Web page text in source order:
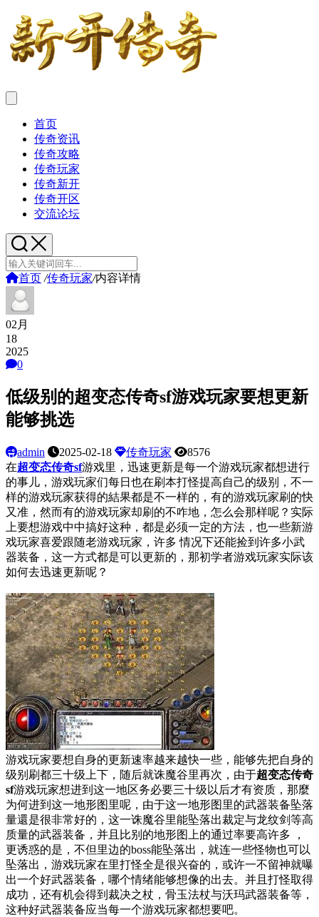
首页
传奇资讯
传奇攻略
传奇玩家
传奇新开
传奇开区
交流论坛
首页 /传奇玩家/内容详情
02月
18
2025
0
低级别的超变态传奇sf游戏玩家要想更新
能够挑选
admin 2025-02-18 传奇玩家
8576
在超变态传奇sf游戏里，迅速更新是每一个游戏玩家都想进行
的事儿，游戏玩家们每日也在刷本打怪提高自己的级别，不一
样的游戏玩家获得的結果都是不一样的，有的游戏玩家刷的快
又准，然而有的游戏玩家却刷的不咋地，怎么会那样呢？实际
上要想游戏中中搞好这种，都是必须一定的方法，也一些新游
戏玩家喜爱跟随老游戏玩家，许多 情况下还能捡到许多小武
器装备，这一方式都是可以更新的，那初学者游戏玩家实际该
如何去迅速更新呢？
游戏玩家要想自身的更新速率越来越快一些，能够先把自身的
级别刷都三十级上下，随后就诛魔谷里再次，由于超变态传奇
sf游戏玩家想进到这一地区务必要三十级以后才有资质，那麼
为何进到这一地形图里呢，由于这一地形图里的武器装备坠落
量還是很非常好的，这一诛魔谷里能坠落出裁定与龙纹剑等高
质量的武器装备，并且比别的地形图上的通过率要高许多 ，
更诱惑的是，不但里边的boss能坠落出，就连一些怪物也可以
坠落出，游戏玩家在里打怪全是很兴奋的，或许一不留神就曝
出一个好武器装备，哪个情绪能够想像的出去。并且打怪取得
成功，还有机会得到裁决之杖，骨玉法杖与沃玛武器装备等，
这种好武器装备应当每一个游戏玩家都想要吧。